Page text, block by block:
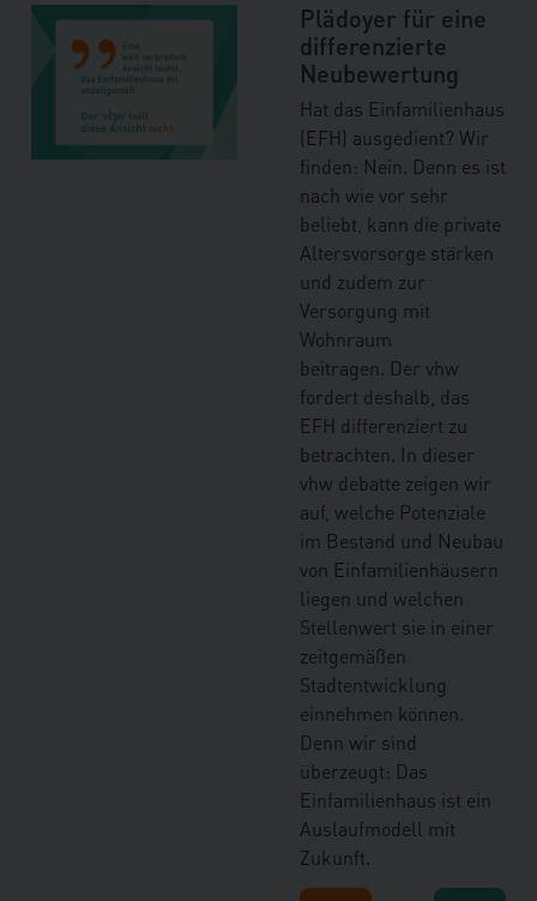
Plädoyer für eine
differenzierte
Neubewertung
Hat das Einfamilienhaus
(EFH) ausgedient? Wir
finden: Nein. Denn es ist
nach wie vor sehr
beliebt, kann die private
Altersvorsorge stärken
und zudem zur
Versorgung mit
Wohnraum
beitragen. Der vhw
fordert deshalb, das
EFH differenziert zu
betrachten. In dieser
vhw debatte zeigen wir
auf, welche Potenziale
im Bestand und Neubau
von Einfamilienhäusern
liegen und welchen
Stellenwert sie in einer
zeitgemäßen
Stadtentwicklung
einnehmen können.
Denn wir sind
überzeugt: Das
Einfamilienhaus ist ein
Auslaufmodell mit
Zukunft.